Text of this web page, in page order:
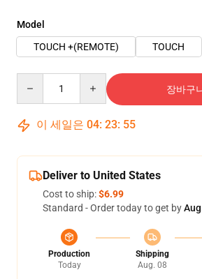
Model
TOUCH +(REMOTE)
TOUCH
장바구
이 세일은 04: 23: 54
Deliver to United States
Cost to ship:$6.99
Standard - Order today to get by
Production
Today
Shipping
Aug. 08